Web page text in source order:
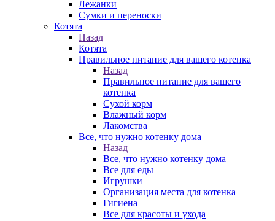
Лежанки
Сумки и переноски
Котята
Назад
Котята
Правильное питание для вашего котенка
Назад
Правильное питание для вашего
котенка
Сухой корм
Влажный корм
Лакомства
Все, что нужно котенку дома
Назад
Все, что нужно котенку дома
Все для еды
Игрушки
Организация места для котенка
Гигиена
Все для красоты и ухода